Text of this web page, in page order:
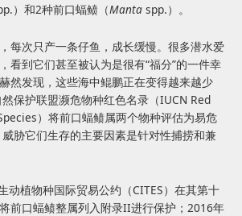
）和2种前口蝠鲼（Manta spp.）。
每次只产一条仔鱼，成长缓慢。很多潜水爱
看到它们甚至被认为是很有“福分”的一件幸
然发现，这些海中鲲鹏正在变得越来越少
保护联盟濒危物种红色名录（IUCN Red
）将前口蝠鲼属两个物种评估为易危
威胁它们生存的主要因素是针对性捕捞和兼
动植物种国际贸易公约（CITES）在其第十
前口蝠鲼整属列入附录II进行保护；2016年